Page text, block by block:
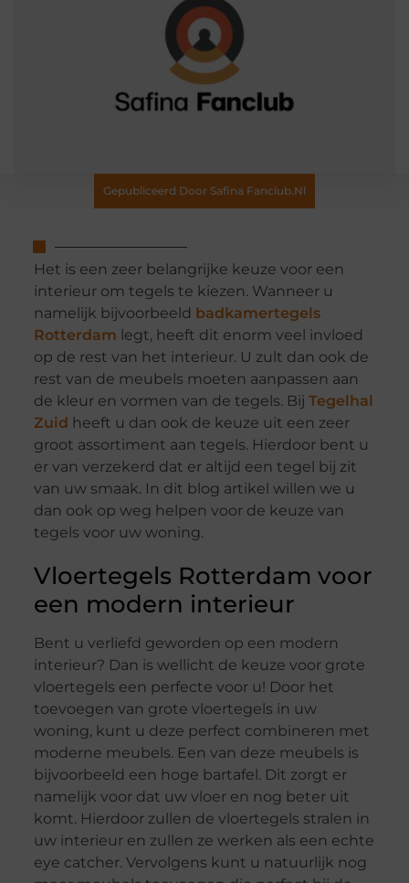
Gepubliceerd Door Safina Fanclub.nl
Het is een zeer belangrijke keuze voor een
interieur om tegels te kiezen. Wanneer u
namelijk bijvoorbeeld badkamertegels
Rotterdam legt, heeft dit enorm veel invloed
op de rest van het interieur. U zult dan ook de
rest van de meubels moeten aanpassen aan
de kleur en vormen van de tegels. Bij Tegelhal
Zuid heeft u dan ook de keuze uit een zeer
groot assortiment aan tegels. Hierdoor bent u
er van verzekerd dat er altijd een tegel bij zit
van uw smaak. In dit blog artikel willen we u
dan ook op weg helpen voor de keuze van
tegels voor uw woning.
Vloertegels Rotterdam voor
een modern interieur
Bent u verliefd geworden op een modern
interieur? Dan is wellicht de keuze voor grote
vloertegels een perfecte voor u! Door het
toevoegen van grote vloertegels in uw
woning, kunt u deze perfect combineren met
moderne meubels. Een van deze meubels is
bijvoorbeeld een hoge bartafel. Dit zorgt er
namelijk voor dat uw vloer en nog beter uit
komt. Hierdoor zullen de vloertegels stralen in
uw interieur en zullen ze werken als een echte
eye catcher. Vervolgens kunt u natuurlijk nog